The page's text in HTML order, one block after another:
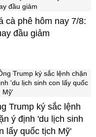
cà phê hôm nay 7/8:
đầu giảm
Trump ký sắc lệnh
ý định 'du lịch sinh
lấy quốc tịch Mỹ'